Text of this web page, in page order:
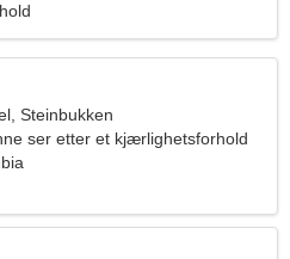
Steinbukken
ser etter et kjærlighetsforhold